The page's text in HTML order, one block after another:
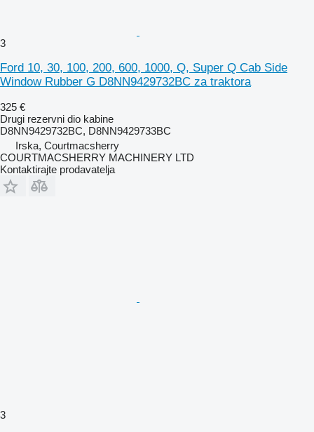
3
Ford 10, 30, 100, 200, 600, 1000, Q, Super Q Cab Side
Window Rubber G D8NN9429732BC za traktora
325 €
Drugi rezervni dio kabine
D8NN9429732BC, D8NN9429733BC
Irska, Courtmacsherry
COURTMACSHERRY MACHINERY LTD
Kontaktirajte prodavatelja
3